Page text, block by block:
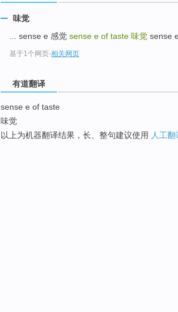
味觉
... sense e 感觉 sense e of taste 味觉 sense
基于1个网页-相关网页
有道翻译
sense e of taste
味觉
以上为机器翻译结果，长、整句建议使用 人工翻